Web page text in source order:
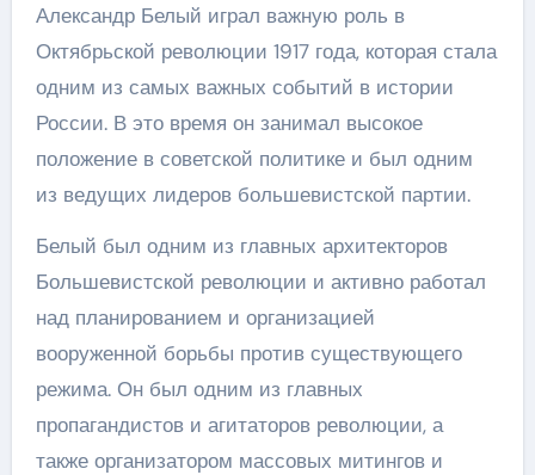
Александр Белый играл важную роль в
Октябрьской революции 1917 года, которая стала
одним из самых важных событий в истории
России. В это время он занимал высокое
положение в советской политике и был одним
из ведущих лидеров большевистской партии.
Белый был одним из главных архитекторов
Большевистской революции и активно работал
над планированием и организацией
вооруженной борьбы против существующего
режима. Он был одним из главных
пропагандистов и агитаторов революции, а
также организатором массовых митингов и